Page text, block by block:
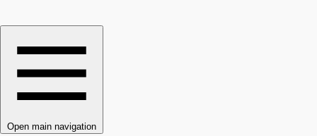
Open main navigation